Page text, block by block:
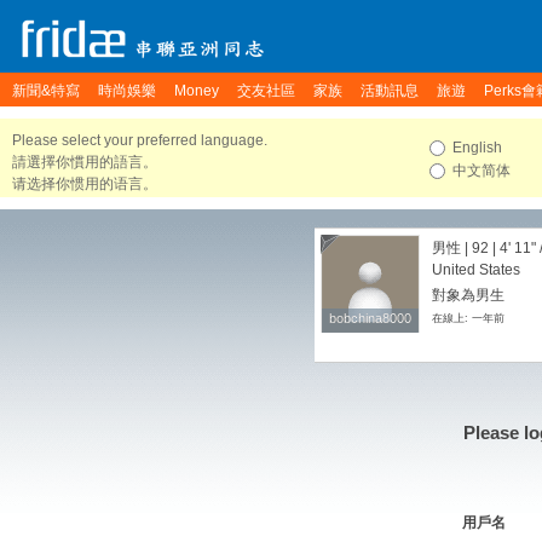
新聞&特寫 時尚娛樂 Money 交友社區 家族 活動訊息 旅遊 Perks會
Please select your preferred language.
請選擇你慣用的語言。
请选择你惯用的语言。
English
中文简体
bobchina8000
bobchina8000
男性 | 92 | 4' 11"
United States
對象為男生
在線上: 一年前
Please
用戶名